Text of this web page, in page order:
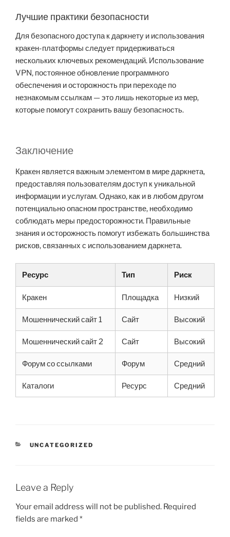
Лучшие практики безопасности
Для безопасного доступа к даркнету и использования
кракен-платформы следует придерживаться
нескольких ключевых рекомендаций. Использование
VPN, постоянное обновление программного
обеспечения и осторожность при переходе по
незнакомым ссылкам — это лишь некоторые из мер,
которые помогут сохранить вашу безопасность.
Заключение
Кракен является важным элементом в мире даркнета,
предоставляя пользователям доступ к уникальной
информации и услугам. Однако, как и в любом другом
потенциально опасном пространстве, необходимо
соблюдать меры предосторожности. Правильные
знания и осторожность помогут избежать большинства
рисков, связанных с использованием даркнета.
Ресурс Тип Риск
Кракен Площадка Низкий
Мошеннический сайт 1 Сайт Высокий
Мошеннический сайт 2 Сайт Высокий
Форум со ссылками Форум Средний
Каталоги Ресурс Средний
CATEGORIES
UNCATEGORIZED
Leave a Reply
Your email address will not be published. Required
fields are marked *